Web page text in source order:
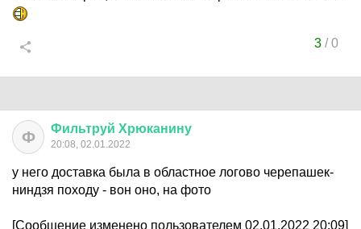
3/0
Ф Фильтруй Хрюканину
20:08, 02.01.2022
у него доставка была в областное логово черепашек-
ниндзя походу - вон оно, на фото
[Сообщение изменено пользователем 02.01.2022 20:09]